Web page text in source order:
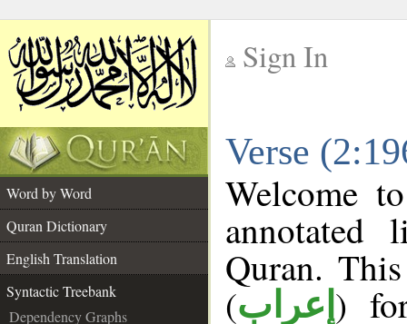
Sign In
Verse
Word by Word
Quran Dictionary
English Translation
Syntactic Treebank
Dependency Graphs
Welcome
annotated
Quran.
(إعراب )